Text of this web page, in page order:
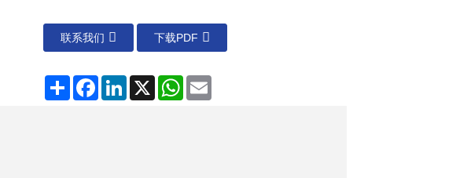
联系我们 下载PDF
分
享
FacebookLinkedIn
X WhatsApp